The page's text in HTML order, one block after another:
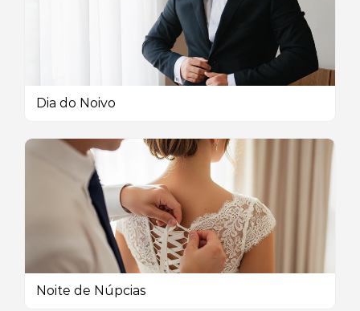
Dia do Noivo
Noite de Núpcias